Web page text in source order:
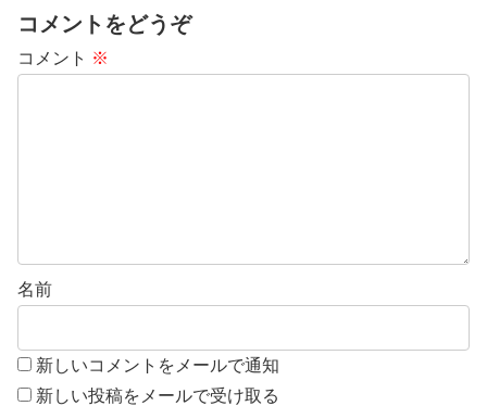
コメントをどうぞ
コメント ※
名前
新しいコメントをメールで通知
新しい投稿をメールで受け取る